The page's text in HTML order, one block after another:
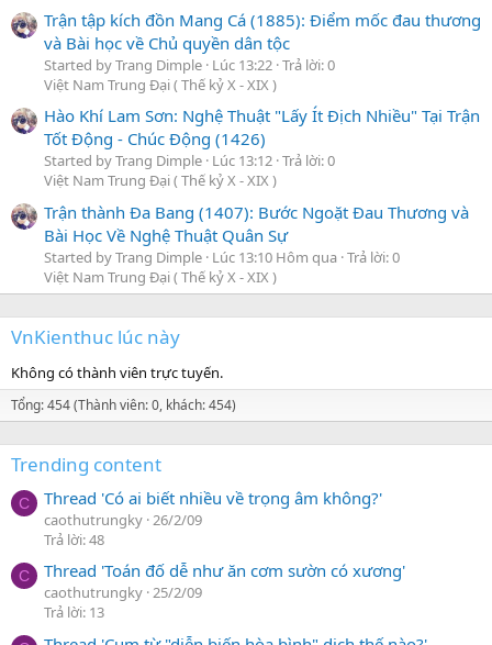
Trận tập kích đồn Mang Cá (1885): Điểm mốc đau thương
và Bài học về Chủ quyền dân tộc
Started by Trang Dimple Lúc 13:22 Trả lời: 0
Việt Nam Trung Đại ( Thế kỷ X - XIX )
Hào Khí Lam Sơn: Nghệ Thuật "Lấy Ít Địch Nhiều" Tại Trận
Tốt Động - Chúc Động (1426)
Started by Trang Dimple Lúc 13:12 Trả lời: 0
Việt Nam Trung Đại ( Thế kỷ X - XIX )
Trận thành Đa Bang (1407): Bước Ngoặt Đau Thương và
Bài Học Về Nghệ Thuật Quân Sự
Started by Trang Dimple Lúc 13:10 Hôm qua Trả lời: 0
Việt Nam Trung Đại ( Thế kỷ X - XIX )
VnKienthuc lúc này
Không có thành viên trực tuyến.
Tổng: 454 (Thành viên: 0, khách: 454)
Trending content
C Thread 'Có ai biết nhiều về trọng âm không?'
caothutrungky 26/2/09
Trả lời: 48
C Thread 'Toán đố dễ như ăn cơm sườn có xương'
caothutrungky 25/2/09
Trả lời: 13